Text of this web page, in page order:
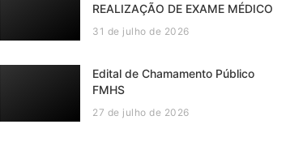
REALIZAÇÃO DE EXAME MÉDICO
31 de julho de 2026
Edital de Chamamento Público
FMHS
27 de julho de 2026